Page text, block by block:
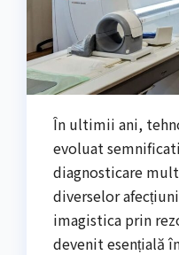
În ultimii ani,
evoluat
diagnosticare
diverselor
imagistica prin
devenit esențială